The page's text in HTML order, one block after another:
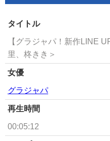
タイトル
【グラジャパ！新作LINE
里、柊きき＞
女優
グラジャパ
再生時間
00:05:12